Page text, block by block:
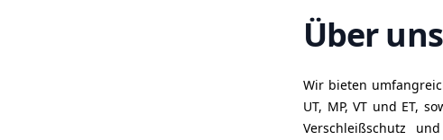
Über uns
Wir bieten
UT, MP, VT und ET,
Verschleißschutz